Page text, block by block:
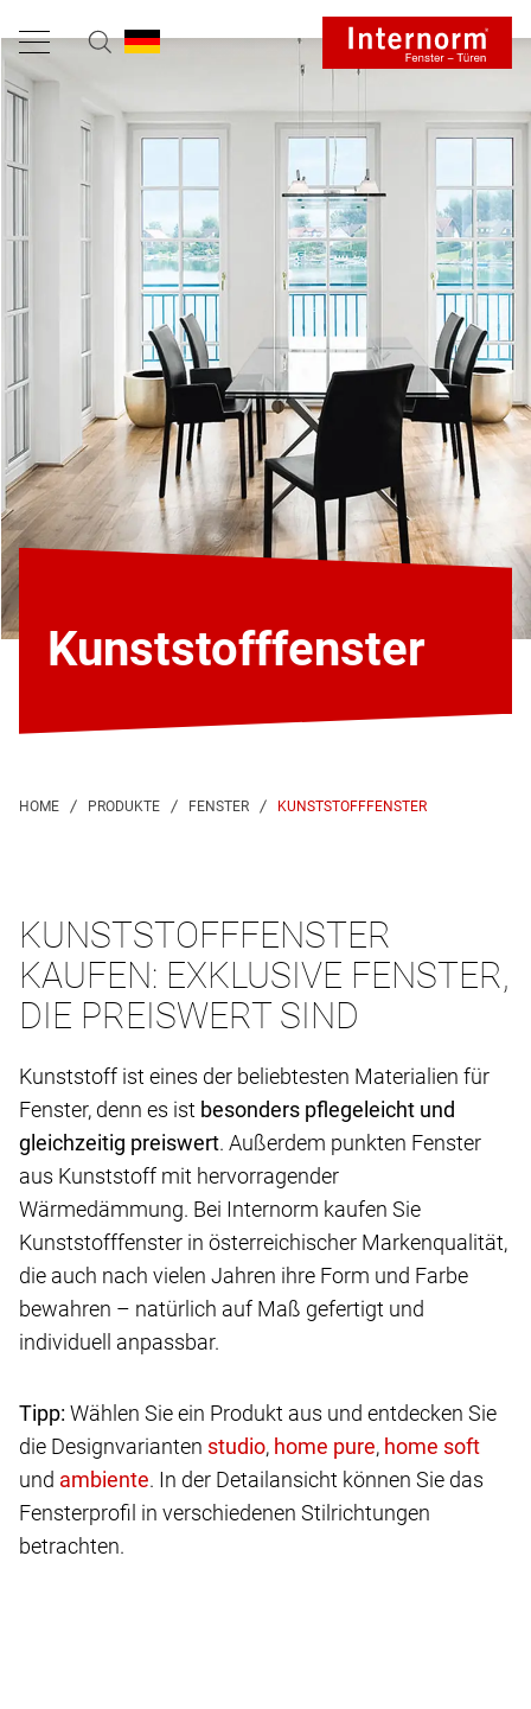
Kunststoff­fenster
KUNSTSTOFFFENSTER
KUNSTSTOFFFENSTER
KAUFEN: EXKLUSIVE FENSTER,
DIE PREISWERT SIND
Kunststoff ist eines der beliebtesten Materialien für
Fenster, denn es ist besonders pflegeleicht und
gleichzeitig preiswert. Außerdem punkten Fenster
aus Kunststoff mit hervorragender
Wärmedämmung. Bei Internorm kaufen Sie
Kunststofffenster in österreichischer Markenqualität,
die auch nach vielen Jahren ihre Form und Farbe
bewahren – natürlich auf Maß gefertigt und
individuell anpassbar.
Tipp: Wählen Sie ein Produkt aus und entdecken Sie
die Designvarianten
,
,
und
. In der Detailansicht können Sie das
Fensterprofil in verschiedenen Stilrichtungen
betrachten.